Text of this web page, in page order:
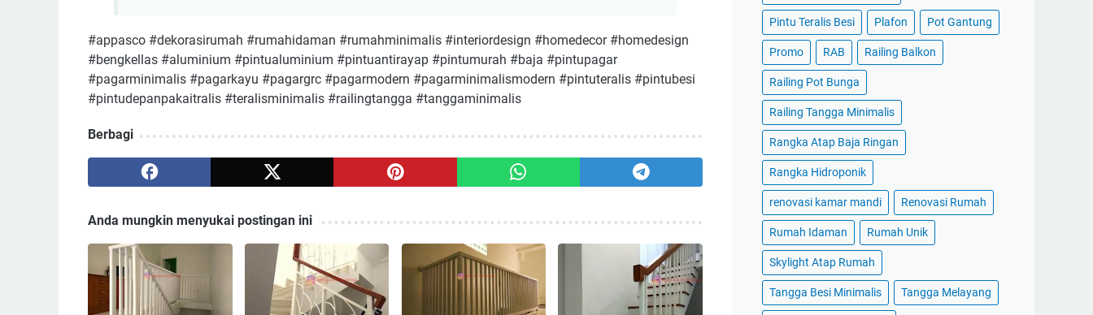
#appasco #dekorasirumah #rumahidaman #rumahminimalis #interiordesign #homedecor #homedesign
#bengkellas #aluminium #pintualuminium #pintuantirayap #pintumurah #baja #pintupagar
#pagarminimalis #pagarkayu #pagargrc #pagarmodern #pagarminimalismodern #pintuteralis #pintubesi
#pintudepanpakaitralis #teralisminimalis #railingtangga #tanggaminimalis
Berbagi
Anda mungkin menyukai postingan ini
Pintu Teralis Besi Plafon Pot Gantung
Promo RAB Railing Balkon
Railing Pot Bunga
Railing Tangga Minimalis
Rangka Atap Baja Ringan
Rangka Hidroponik
renovasi kamar mandi Renovasi Rumah
Rumah Idaman Rumah Unik
Skylight Atap Rumah
Tangga Besi Minimalis Tangga Melayang